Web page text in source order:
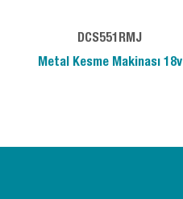
DCS551RMJ
Metal Kesme Makinası 18v